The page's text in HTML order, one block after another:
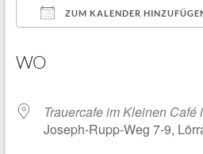
ZUM KALENDER
WO
Trauercafe im Kleinen
Joseph-Rupp-Weg 7-9,